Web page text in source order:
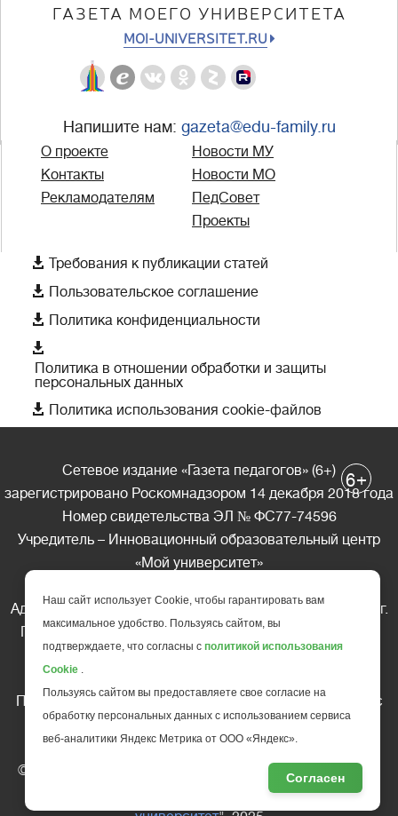
ГАЗЕТА МОЕГО УНИВЕРСИТЕТА
MOI-UNIVERSITET.RU
Напишите нам: gazeta@edu-family.ru
О проекте
Контакты
Рекламодателям
Новости МУ
Новости МО
ПедСовет
Проекты
 Требования к публикации статей
 Пользовательское соглашение
 Политика конфиденциальности

Политика в отношении обработки и защиты
персональных данных
 Политика использования cookie-файлов
Сетевое издание «Газета педагогов» (6+)
зарегистрировано Роскомнадзором 14 декабря 2018 года
Номер свидетельства ЭЛ № ФС77-74596
Учредитель – Инновационный образовательный центр
«Мой университет»
Адрес редакции: 185035 Россия, Республика Карелия, г.
Петрозаводск, ул. Фридриха Энгельса д.10, офис 211
Телефон редакции: +7 (499) 685-10-45
Перепечатка материалов газеты допускается только c
письменного разрешения редакции
Ссылка на «Газету педагогов» обязательна.
© АНО ДПО "Инновационный образовательный центр
повышения квалификации и переподготовки "Мой
6+
Наш сайт использует Cookie, чтобы гарантировать вам
максимальное удобство. Пользуясь сайтом, вы
подтверждаете, что согласны с политикой использования
Cookie .
Пользуясь сайтом вы предоставляете свое согласие на
обработку персональных данных с использованием сервиса
веб-аналитики Яндекс Метрика от ООО «Яндекс».
Согласен